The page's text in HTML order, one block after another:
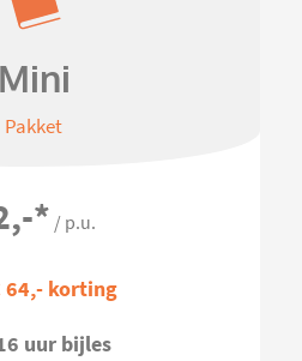
Mini
Pakket
* / p.u.
64,- korting
uur bijles